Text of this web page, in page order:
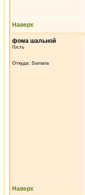
Наверх
фома шальной
Гость
Откуда: Samara
Наверх